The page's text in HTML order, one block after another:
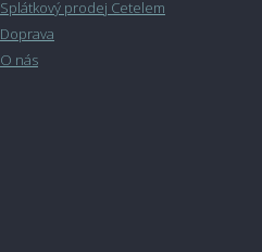
Splátkový prodej Cetelem
Doprava
O nás